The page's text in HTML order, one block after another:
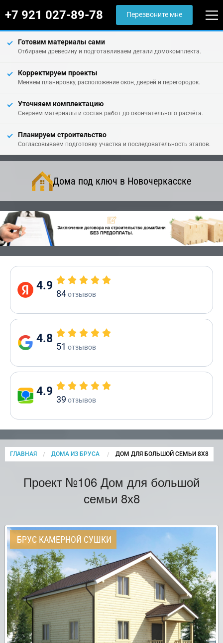
+7 921 027-89-78 Перезвоните мне
Готовим материалы сами
Отбираем древесину и подготавливаем детали домокомплекта.
Корректируем проекты
Меняем планировку, расположение окон, дверей и перегородок.
Уточняем комплектацию
Сверяем материалы и состав работ до окончательного расчёта.
Планируем строительство
Согласовываем подготовку участка и последовательность этапов.
Дома под ключ в Новочеркасске
4.9
84отзывов
4.8
51 отзывов
4.9
39 отзывов
ГЛАВНАЯ ДОМА ИЗ БРУСА CURRENT:
ДОМ ДЛЯ БОЛЬШОЙ СЕМЬИ 8Х8
Проект №106 Дом для большой
семьи 8х8
БРУС КАМЕРНОЙ СУШКИ